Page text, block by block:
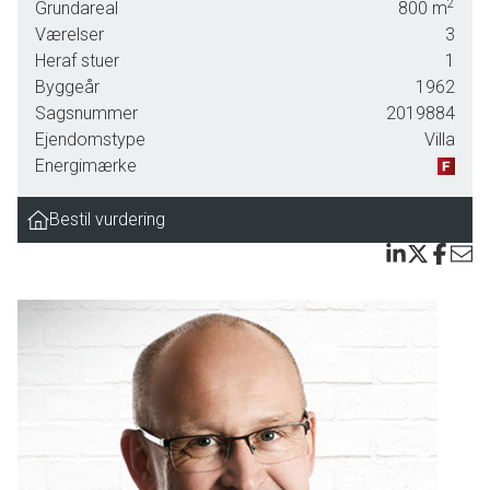
uddannelsesinstitutioner.
Når bilen er parkeret i carporten, ankommer I enten via den
originale indgang, der på nuværende tidspunkt er udnyttet til
kontorplads, eller via den rummelige entré, som er tilknyttet
bryggerset. Hjemmets primære opholdsmiljø er den
sydvendte vinkelstue, hvor I snildt får plads til både en
spiseafdeling ved den flotte, indbyggede skabsvæg i
lysindfald fra det brede vinduesparti. Skabsvæggen er
finurligt indrettet således at den kan give mulighed for to
ekstra sovepladser. Det tilstødende køkken er ligeledes
pænt med antracit-blå skabe toppet af lyse bordplader, og
den praktiske indretning efterlader rum til en lille siddeplads.
Hertil får I to gode værelser og et nydeligt badeværelse
Grundareal 800 m2
Værelser
3
Heraf stuer
1
Byggeår
1962
Sagsnummer
2019884
Ejendomstype
Villa
Energimærke
Bestil vurdering